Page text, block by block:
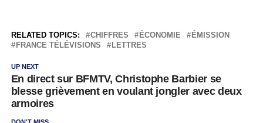
RELATED TOPICS: CHIFFRES ÉCONOMIE
ÉMISSION
FRANCE TÉLÉVISIONS
LETTRES
UP NEXT
En direct sur BFMTV, Christophe Barbier se
blesse grièvement en voulant jongler avec deux
armoires